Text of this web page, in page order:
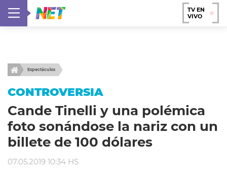
TV EN
VIVO
Espectáculos
CONTROVERSIA
Cande Tinelli y una polémica
foto sonándose la nariz con un
billete de 100 dólares
07.05.2019 10:34 HS